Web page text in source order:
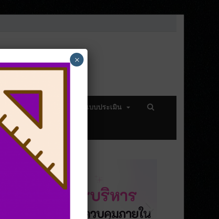
วามรู้ แบบสอบถาม แบบประเมิน
×